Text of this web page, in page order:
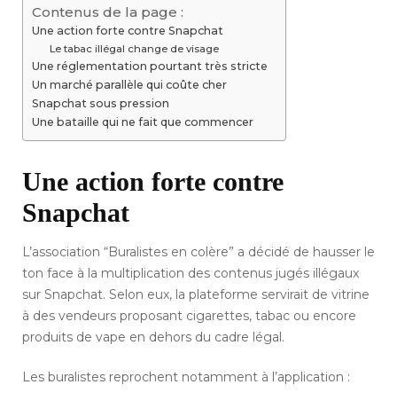
Contenus de la page :
Une action forte contre Snapchat
Le tabac illégal change de visage
Une réglementation pourtant très stricte
Un marché parallèle qui coûte cher
Snapchat sous pression
Une bataille qui ne fait que commencer
Une action forte contre
Snapchat
L’association “Buralistes en colère” a décidé de hausser le
ton face à la multiplication des contenus jugés illégaux
sur Snapchat. Selon eux, la plateforme servirait de vitrine
à des vendeurs proposant cigarettes, tabac ou encore
produits de vape en dehors du cadre légal.
Les buralistes reprochent notamment à l’application :